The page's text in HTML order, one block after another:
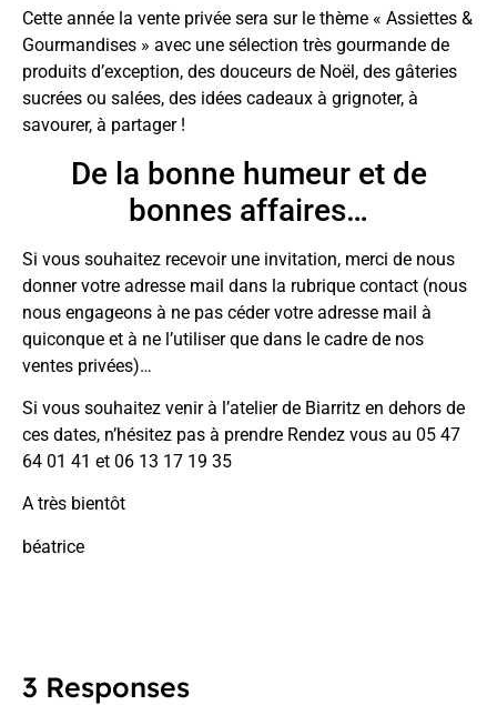
Cette année la vente privée sera sur le thème « Assiettes &
Gourmandises » avec une sélection très gourmande de
produits d’exception, des douceurs de Noël, des gâteries
sucrées ou salées, des idées cadeaux à grignoter, à
savourer, à partager !
De la bonne humeur et de
bonnes affaires…
Si vous souhaitez recevoir une invitation, merci de nous
donner votre adresse mail dans la rubrique contact (nous
nous engageons à ne pas céder votre adresse mail à
quiconque et à ne l’utiliser que dans le cadre de nos
ventes privées)…
Si vous souhaitez venir à l’atelier de Biarritz en dehors de
ces dates, n’hésitez pas à prendre Rendez vous au 05 47
64 01 41 et 06 13 17 19 35
A très bientôt
béatrice
3 Responses